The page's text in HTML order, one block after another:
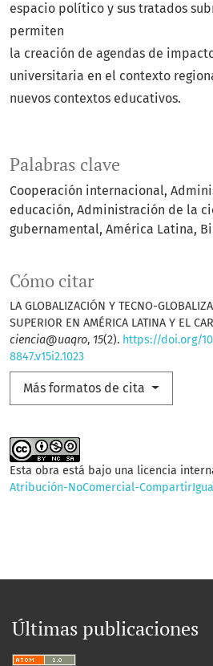
Palabras clave
Cooperación internacional
educación Administración de la
gubernamental América Latina
Cómo citar
LA GLOBALIZACIÓN Y TECNO-
SUPERIOR EN AMÉRICA LATINA Y EL
ciencia@uaqro, 15(2). https://doi.org/
8847.v15i2.1023
Más formatos de cita
espacio político y sus tratados
permiten
la creación de agendas de
universitaria en el contexto
nuevos contextos educativos.
Esta obra está bajo una licencia
Atribución-NoComercial-
Últimas publicaciones